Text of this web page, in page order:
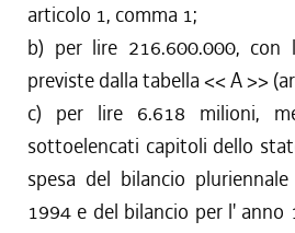
articolo 1, comma 1;
b) per lire 216.600.000, con
previste dalla tabella << A >>
c) per lire 6.618 milioni,
sottoelencati capitoli dello
spesa del bilancio
1994 e del bilancio per l'